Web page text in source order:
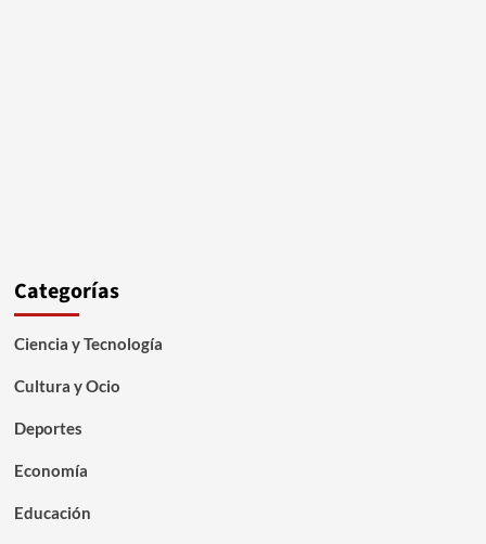
Categorías
Ciencia y Tecnología
Cultura y Ocio
Deportes
Economía
Educación